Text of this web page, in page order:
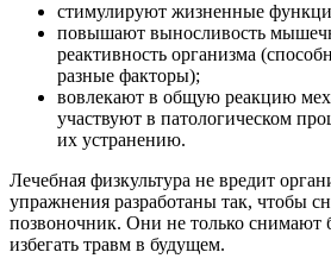
стимулируют жизненные
повышают выносливость
реактивность организма
разные факторы);
вовлекают в общую реакцию
участвуют в патологическом
их устранению.
Лечебная физкультура не вредит
упражнения разработаны так, чтобы
позвоночник. Они не только снимают
избегать травм в будущем.